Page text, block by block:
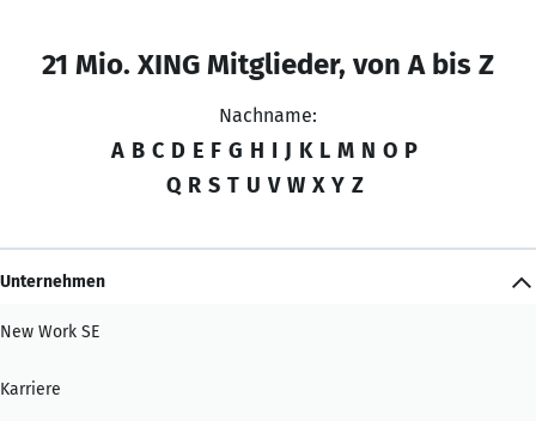
21 Mio. XING Mitglieder, von A bis Z
Nachname:
A B C D E F G H I J K L M N O P
Q R S T U V W X Y Z
Unternehmen
New Work SE
Karriere